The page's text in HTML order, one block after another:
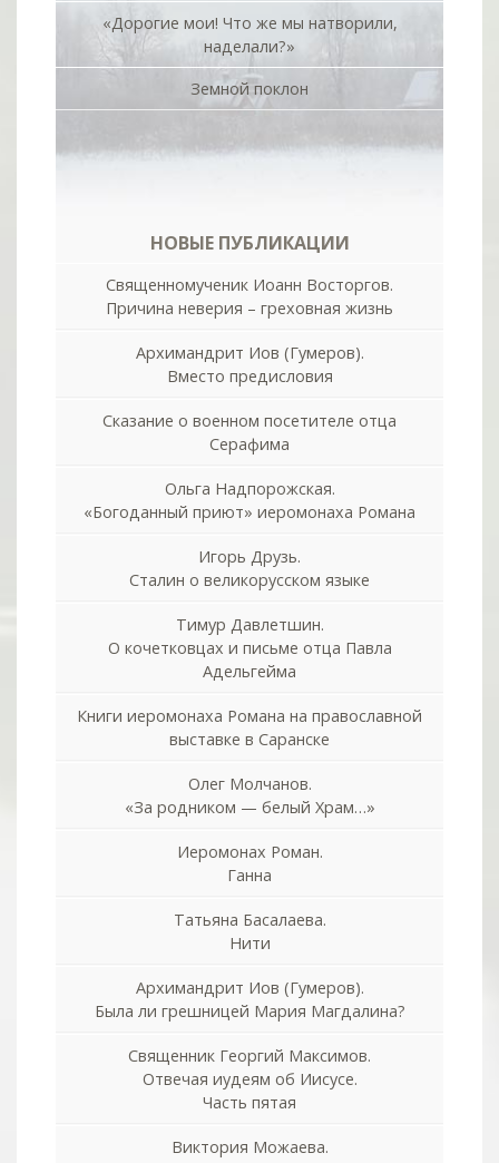
«Дорогие мои! Что же мы натворили,
наделали?»
Земной поклон
НОВЫЕ ПУБЛИКАЦИИ
Священномученик Иоанн Восторгов.
Причина неверия – греховная жизнь
Архимандрит Иов (Гумеров).
Вместо предисловия
Сказание о военном посетителе отца
Серафима
Ольга Надпорожская.
«Богоданный приют» иеромонаха Романа
Игорь Друзь.
Сталин о великорусском языке
Тимур Давлетшин.
О кочетковцах и письме отца Павла
Адельгейма
Книги иеромонаха Романа на православной
выставке в Саранске
Олег Молчанов.
«За родником — белый Храм…»
Иеромонах Роман.
Ганна
Татьяна Басалаева.
Нити
Архимандрит Иов (Гумеров).
Была ли грешницей Мария Магдалина?
Священник Георгий Максимов.
Отвечая иудеям об Иисусе.
Часть пятая
Виктория Можаева.